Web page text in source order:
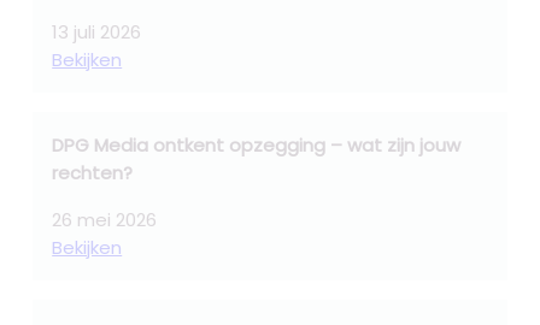
13 juli 2026
Bekijken
DPG Media ontkent opzegging – wat zijn jouw
rechten?
26 mei 2026
Bekijken